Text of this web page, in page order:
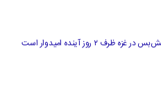
۲ روز آینده امیدوار است